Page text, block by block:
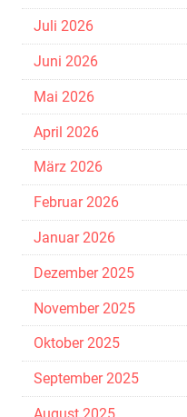
Juli 2026
Juni 2026
Mai 2026
April 2026
März 2026
Februar 2026
Januar 2026
Dezember 2025
November 2025
Oktober 2025
September 2025